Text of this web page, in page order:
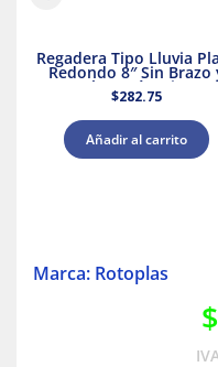
Regadera Tipo Lluvia
Redondo 8″ Sin Brazo
Chapetón Dica
$282.75
Añadir al carrito
Marca: Rotoplas
$